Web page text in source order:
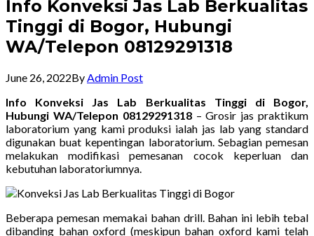
Info Konveksi Jas Lab Berkualitas
Tinggi di Bogor, Hubungi
WA/Telepon 08129291318
June 26, 2022By Admin Post
Info Konveksi Jas Lab Berkualitas Tinggi di Bogor,
Hubungi WA/Telepon 08129291318– Grosir jas praktikum
laboratorium yang kami produksi ialah jas lab yang standard
digunakan buat kepentingan laboratorium. Sebagian pemesan
melakukan modifikasi pemesanan cocok keperluan dan
kebutuhan laboratoriumnya.
Beberapa pemesan memakai bahan drill. Bahan ini lebih tebal
dibanding bahan oxford (meskipun bahan oxford kami telah